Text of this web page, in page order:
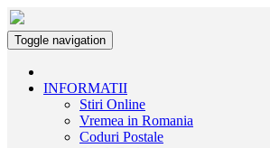
Toggle navigation
INFORMATII
Stiri Online
Vremea in Romania
Coduri Postale